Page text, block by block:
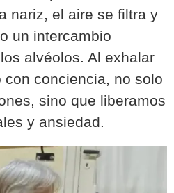
nariz, el aire se filtra y
un intercambio
alvéolos. Al exhalar
conciencia, no solo
sino que liberamos
y ansiedad.